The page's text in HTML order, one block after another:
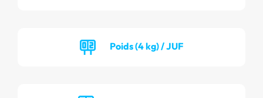
Poids (4 kg) / JUF